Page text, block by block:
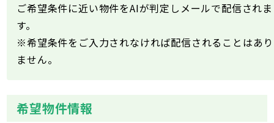
ご希望条件に近い物件をAIが判定しメールで配信されま
す。
※希望条件をご入力されなければ配信されることはあり
ません。
希望物件情報